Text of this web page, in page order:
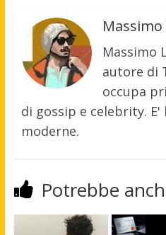
Massimo
autore di
occupa
di gossip e celebrity.
moderne.
Potrebbe